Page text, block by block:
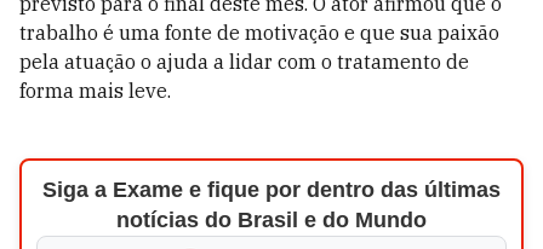
trabalho é uma fonte de motivação e que sua paixão
pela atuação o ajuda a lidar com o tratamento de
forma mais leve.
Siga a Exame e fique por dentro das últimas
notícias do Brasil e do Mundo